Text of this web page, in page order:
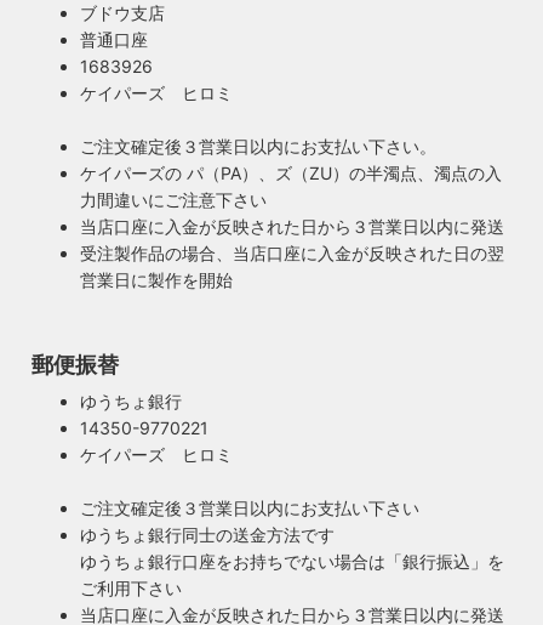
暮らしを照らす名脇役・こだわりのヴィンテー
ジスタイル
計がダサいとイマイチ決まらない。住宅や店舗も同じく照明
がダサいだけでせっかくの良い建築やインテリアも台無しで
す。ハイロミドットコムがこだわるのは、旧き良きアメリカ
のインテリアや工業製品の重厚感やゴージャスさ。それでい
て飽きの来ない無垢さや素朴さを追求したヴィンテージスタ
イルでの提案にこだわっています。
安心のPSE適合照明・電気用品安全法の遵守
ハイロミドットコムで販売する照明は１点残らずPSE検査に
合格した照明です。製造後や出荷前に検査を行うため、当店
の古い照明も安心してお使い頂けます。当店は製造事業者と
して近畿経済産業局へ特定電気用品以外の電気用品の製造事
業者として届出を行っております。
ブドウ支店
普通口座
1683926
ケイパーズ ヒロミ
ご注文確定後３営業日以内にお支払い下さい。
ケイパーズの パ（PA）、ズ（ZU）の半濁点、濁点の入
力間違いにご注意下さい
当店口座に入金が反映された日から３営業日以内に発送
受注製作品の場合、当店口座に入金が反映された日の翌
営業日に製作を開始
郵便振替
ゆうちょ銀行
14350-9770221
ケイパーズ ヒロミ
ご注文確定後３営業日以内にお支払い下さい
ゆうちょ銀行同士の送金方法です
ゆうちょ銀行口座をお持ちでない場合は「銀行振込」を
ご利用下さい
当店口座に入金が反映された日から３営業日以内に発送